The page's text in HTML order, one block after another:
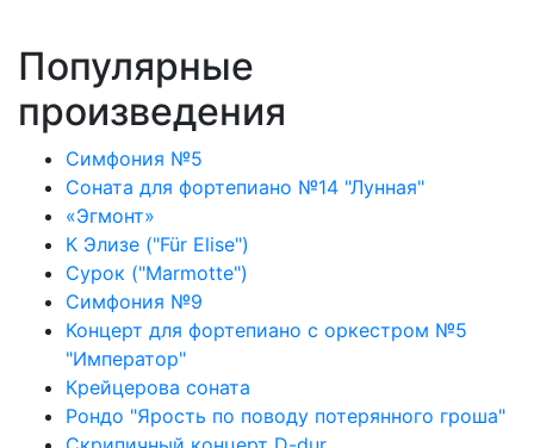
Популярные
произведения
Симфония №5
Соната для фортепиано №14 "Лунная"
«Эгмонт»
К Элизе ("Für Elise")
Сурок ("Marmotte")
Симфония №9
Концерт для фортепиано с оркестром №5
"Император"
Крейцерова соната
Рондо "Ярость по поводу потерянного гроша"